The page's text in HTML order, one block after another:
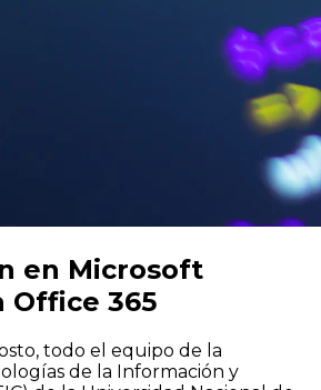
en Microsoft
Office 365
todo el equipo de la
de la Información y